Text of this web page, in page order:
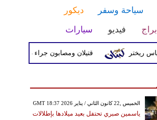
سياحة وسفر
ديكور
أبراج فيديو سيارات
قتيلان ومصابون جراء 14 غارة إسرائيلية على شرق وجنوب لبنان
GMT 18:37 2026 الخميس ,22 كانون الثاني / يناير
ياسمين صبري تحتفل بعيد ميلادها بإطلالات